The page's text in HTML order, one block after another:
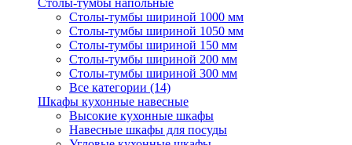
Столы-тумбы напольные
Столы-тумбы шириной 1000 мм
Столы-тумбы шириной 1050 мм
Столы-тумбы шириной 150 мм
Столы-тумбы шириной 200 мм
Столы-тумбы шириной 300 мм
Все категории (14)
Шкафы кухонные навесные
Высокие кухонные шкафы
Навесные шкафы для посуды